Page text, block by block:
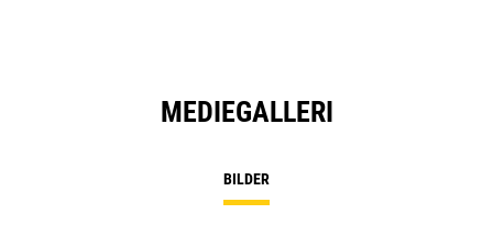
MEDIEGALLERI
BILDER